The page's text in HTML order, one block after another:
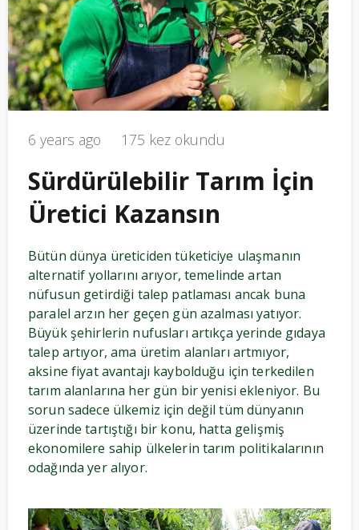
6 years ago 175 kez okundu
Sürdürülebilir Tarım İçin
Üretici Kazansın
Bütün dünya üreticiden tüketiciye ulaşmanın
alternatif yollarını arıyor, temelinde artan
nüfusun getirdiği talep patlaması ancak buna
paralel arzın her geçen gün azalması yatıyor.
Büyük şehirlerin nufusları artıkça yerinde gıdaya
talep artıyor, ama üretim alanları artmıyor,
aksine fiyat avantajı kaybolduğu için terkedilen
tarım alanlarına her gün bir yenisi ekleniyor. Bu
sorun sadece ülkemiz için değil tüm dünyanın
üzerinde tartıştığı bir konu, hatta gelişmiş
ekonomilere sahip ülkelerin tarım politikalarının
odağında yer alıyor.